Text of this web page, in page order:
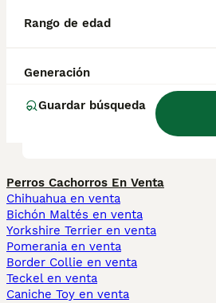
Rango de edad
Generación
Guardar búsqueda
desventajas de un
¿Qué tienen de
perros San Bernardo?
Perros Cachorros En Venta
Chihuahua en venta
Bichón Maltés en venta
Yorkshire Terrier en venta
Pomerania en venta
Border Collie en venta
Teckel en venta
Caniche Toy en venta